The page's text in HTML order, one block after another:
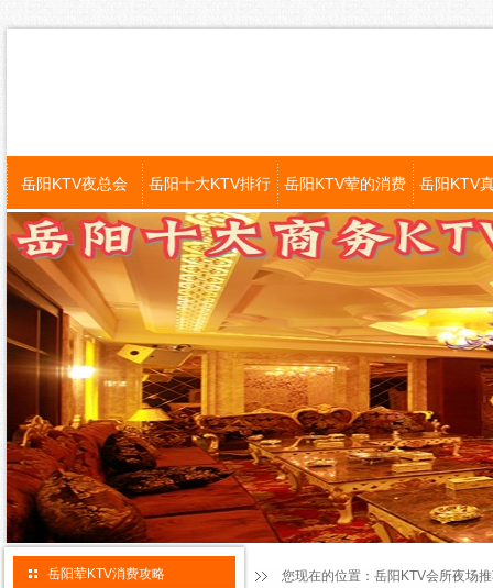
岳阳KTV夜总会 岳阳十大KTV排行 岳阳KTV荤的消费 岳阳KTV
您现在的位置： 岳阳KTV会所夜场
岳阳荤KTV消费攻略